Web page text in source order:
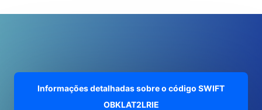
Informações detalhadas sobre o código SWIFT
OBKLAT2LRIE